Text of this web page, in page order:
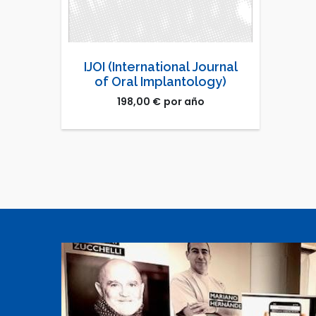
IJOI (International Journal
of Oral Implantology)
198,00 € por año